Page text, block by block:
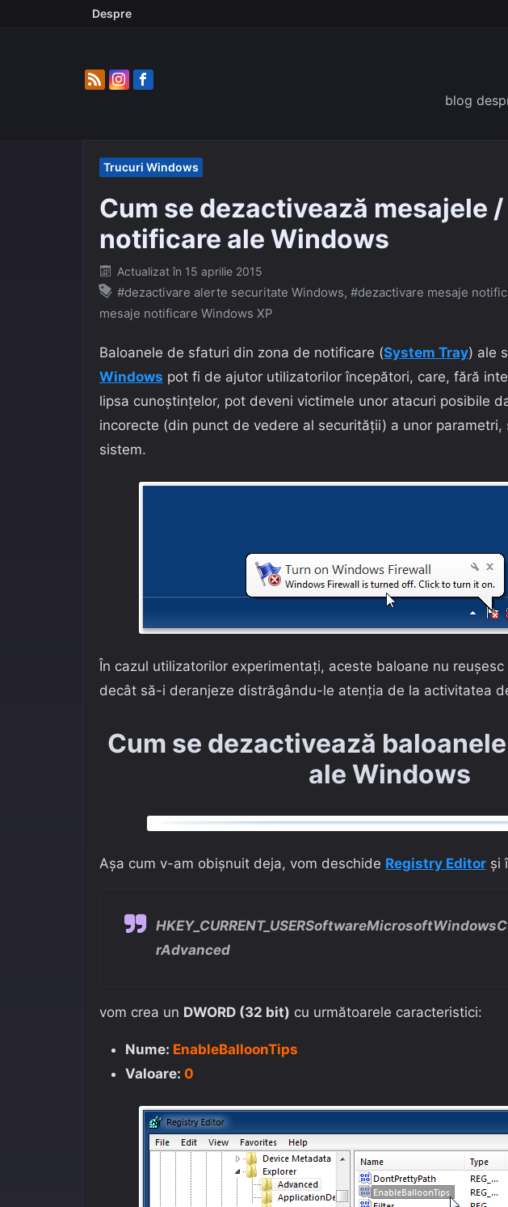
Despre
blog
Trucuri Windows
Cum se dezactivează mesajele
notificare ale Windows
Posted
on
Actualizat în 15 aprilie 2015
#dezactivare alerte securitate Windows, #dezactivare mesaje
mesaje notificare Windows XP
Baloanele de sfaturi din zona de notificare (System Tray) ale
Windows pot fi de ajutor utilizatorilor începători, care, fără
lipsa cunoștințelor, pot deveni victimele unor atacuri posibile
incorecte (din punct de vedere al securității) a unor parametri,
sistem.
În cazul utilizatorilor experimentați, aceste baloane nu
decât să-i deranjeze distrăgându-le atenția de la activitatea
Cum se dezactivează
ale Windows
Așa cum v-am obișnuit deja, vom deschide Registry Editor și
rAdvanced
vom crea un DWORD (32 bit) cu următoarele caracteristici:
Nume: EnableBalloonTips
Valoare: 0